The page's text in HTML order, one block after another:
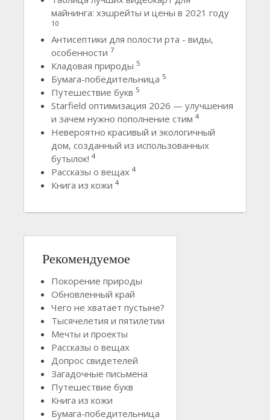
майнинга: хэшрейты и цены в 2021 году
10
Антисептики для полости рта - виды,
особенности 7
Кладовая природы 5
Бумага-победительница 5
Путешествие букв 5
Starfield оптимизация 2026 — улучшения
и зачем нужно пополнение стим 4
Невероятно красивый и экологичный
дом, созданный из использованных
бутылок! 4
Рассказы о вещах 4
Книга из кожи 4
Рекомендуемое
Покорение природы
Обновленный край
Чего не хватает пустыне?
Тысячелетия и пятилетии
Мечты и проекты
Рассказы о вещах
Допрос свидетелей
Загадочные письмена
Путешествие букв
Книга из кожи
Бумага-победительница